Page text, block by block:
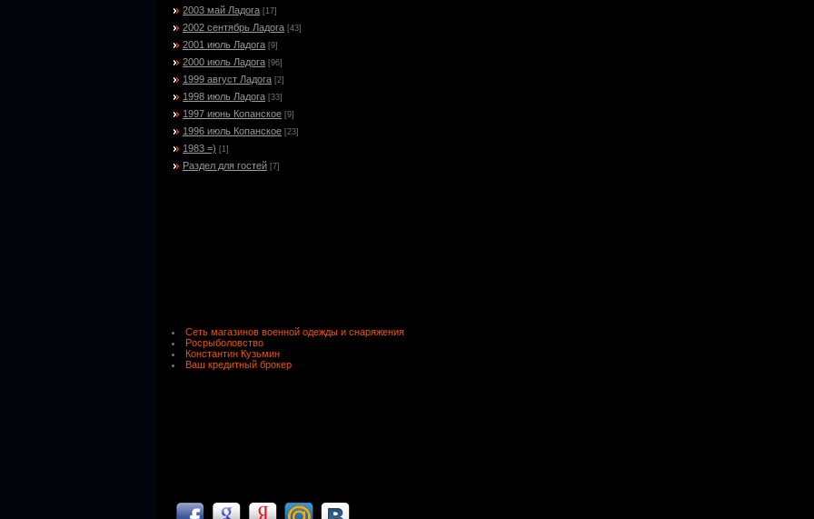
2003 май Ладога [17]
2002 сентябрь Ладога [43]
2001 июль Ладога [9]
2000 июль Ладога [96]
1999 август Ладога [2]
1998 июль Ладога [33]
1997 июнь Копанское [9]
1996 июль Копанское [23]
1983 =) [1]
Раздел для гостей [7]
Сеть магазинов военной одежды и снаряжения
Росрыболовство
Константин Кузьмин
Ваш кредитный брокер